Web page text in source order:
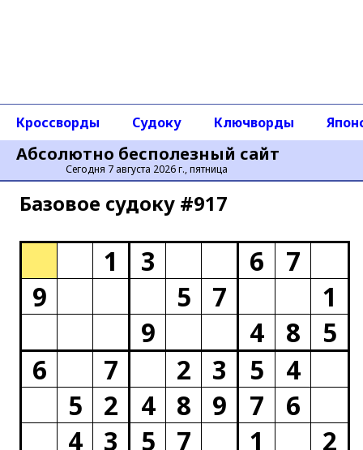
Абсолютно бесполезный сайт
Сегодня 7 августа 2026 г., пятница
Кроссворды Судоку Ключворды
Базовое cудоку #917
1 3 6
7
9
5 7
1
9
4 8
5
6
7 2 3 5
4
5
2 4 8 9 7
6
4
3 5 7 1
2